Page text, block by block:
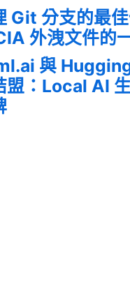
Git 分支的最
外洩文件的
與
盟：Local AI